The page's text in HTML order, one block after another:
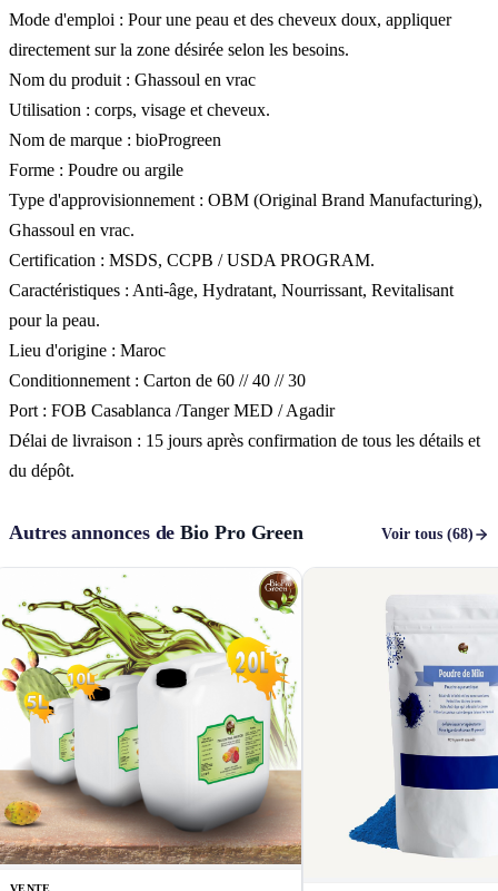
Mode d'emploi : Pour une peau et des cheveux doux, appliquer
directement sur la zone désirée selon les besoins.
Nom du produit : Ghassoul en vrac
Utilisation : corps, visage et cheveux.
Nom de marque : bioProgreen
Forme : Poudre ou argile
Type d'approvisionnement : OBM (Original Brand Manufacturing),
Ghassoul en vrac.
Certification : MSDS, CCPB / USDA PROGRAM.
Caractéristiques : Anti-âge, Hydratant, Nourrissant, Revitalisant
pour la peau.
Lieu d'origine : Maroc
Conditionnement : Carton de 60 // 40 // 30
Port : FOB Casablanca /Tanger MED / Agadir
Délai de livraison : 15 jours après confirmation de tous les détails et
du dépôt.
Autres annonces deBio Pro Green Voir tous (68)
VENTE